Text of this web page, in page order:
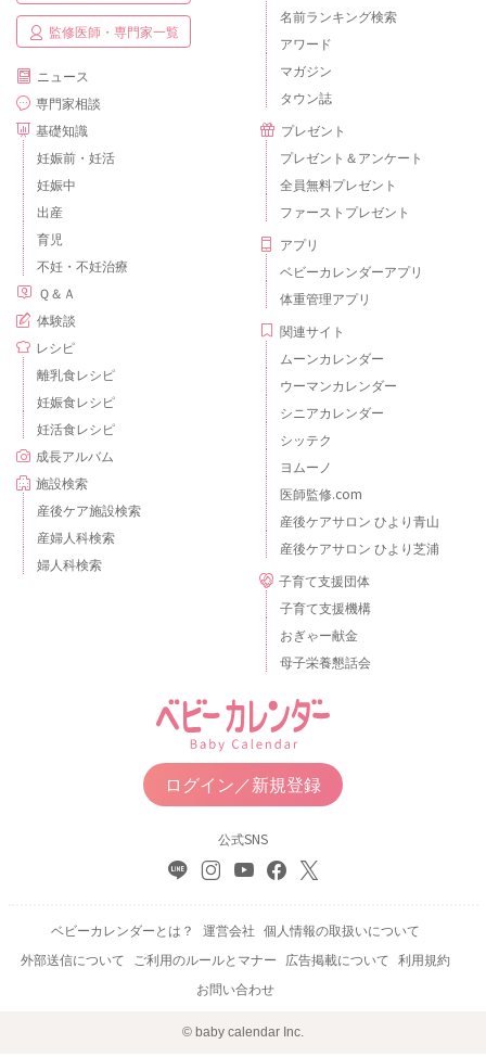
監修医師・専門家一覧
ニュース
専門家相談
基礎知識
妊娠前・妊活
妊娠中
出産
育児
不妊・不妊治療
Ｑ＆Ａ
体験談
レシピ
離乳食レシピ
妊娠食レシピ
妊活食レシピ
成長アルバム
施設検索
産後ケア施設検索
産婦人科検索
婦人科検索
名前ランキング検索
アワード
マガジン
タウン誌
プレゼント
プレゼント＆アンケート
全員無料プレゼント
ファーストプレゼント
アプリ
ベビーカレンダーアプリ
体重管理アプリ
関連サイト
ムーンカレンダー
ウーマンカレンダー
シニアカレンダー
シッテク
ヨムーノ
医師監修.com
産後ケアサロン ひより青山
産後ケアサロン ひより芝浦
子育て支援団体
子育て支援機構
おぎゃー献金
母子栄養懇話会
ログイン／新規登録
公式SNS
ベビーカレンダーとは？ 運営会社 個人情報の取扱いについて
外部送信について
ご利用のルールとマナー 広告掲載について 利用規約
お問い合わせ
© baby calendar Inc.